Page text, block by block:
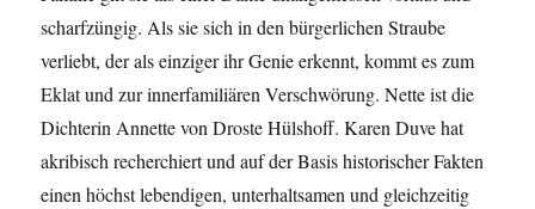
scharfzüngig. Als sie sich in den bürgerlichen Straube
verliebt, der als einziger ihr Genie erkennt, kommt es zum
Eklat und zur innerfamiliären Verschwörung. Nette ist die
Dichterin Annette von Droste Hülshoff. Karen Duve hat
akribisch recherchiert und auf der Basis historischer Fakten
einen höchst lebendigen, unterhaltsamen und gleichzeitig